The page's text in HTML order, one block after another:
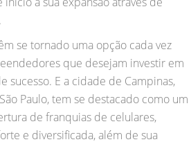
se tornado uma opção cada vez
que desejam investir em
sucesso. E a cidade de Campinas,
Paulo, tem se destacado como um
de franquias de celulares,
e diversificada, além de sua